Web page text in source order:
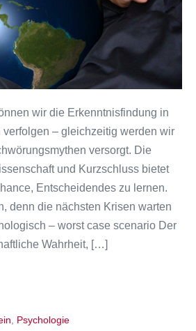
wir die Erkenntnisfindung in
– gleichzeitig werden wir
versorgt. Die
und Kurzschluss bietet
Entscheidendes zu lernen.
denn die nächsten Krisen warten
– worst case scenario Der
Wahrheit, […]
Psychologie